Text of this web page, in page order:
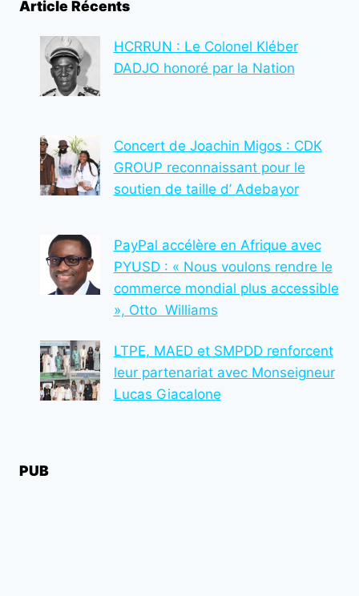
FISTULE
ET
DU
PROLAPSUS
:
WILDAF-
OFFRE
VIE
AUX
VICTIMES
Article Récents
HCRRUN : Le Colonel Kléber
DADJO honoré par la Nation
Concert de Joachin Migos : CDK
GROUP reconnaissant pour le
soutien de taille d’ Adebayor
PayPal accélère en Afrique avec
PYUSD : « Nous voulons rendre le
commerce mondial plus accessible
», Otto Williams
LTPE, MAED et SMPDD renforcent
leur partenariat avec Monseigneur
Lucas Giacalone
PUB